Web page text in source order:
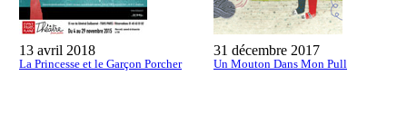
13 avril 2018
La Princesse et le Garçon Porcher
31 décembre 2017
Un Mouton Dans Mon Pull